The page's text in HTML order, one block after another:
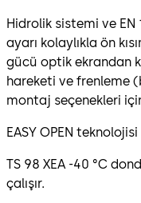
Hidrolik sistemi ve EN
ayarı kolaylıkla ön
gücü optik ekrandan
hareketi ve frenleme
montaj seçenekleri
EASY OPEN
TS 98 XEA -40 °C
çalışır.